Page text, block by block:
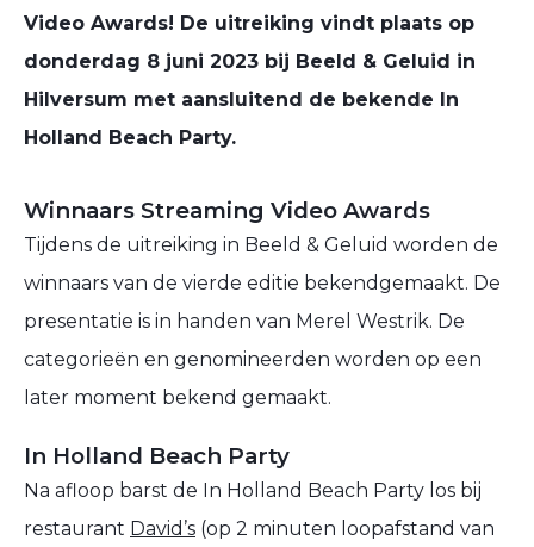
Video Awards! De uitreiking vindt plaats op
donderdag 8 juni 2023 bij Beeld & Geluid in
Hilversum met aansluitend de bekende In
Holland Beach Party.
Winnaars Streaming Video Awards
Tijdens de uitreiking in Beeld & Geluid worden de
winnaars van de vierde editie bekendgemaakt. De
presentatie is in handen van Merel Westrik. De
categorieën en genomineerden worden op een
later moment bekend gemaakt.
In Holland Beach Party
Na afloop barst de In Holland Beach Party los bij
restaurant David’s (op 2 minuten loopafstand van